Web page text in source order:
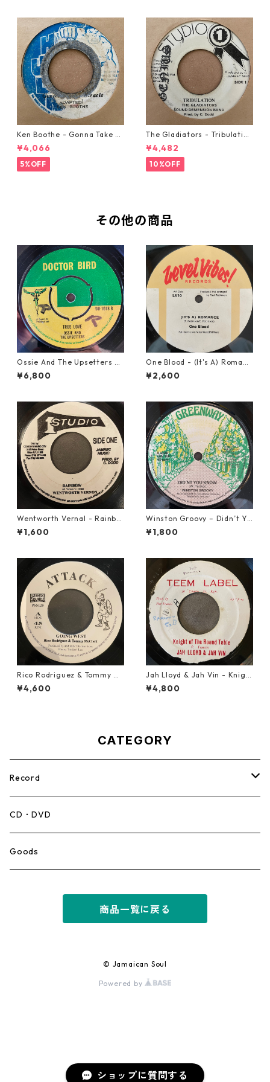
ショップに質問する
Ken Boothe - Gonna Take A
Miracle【7-21362】
¥4,066
5%OFF
The Gladiators - Tribulation
【7-21365】
¥4,482
10%OFF
その他の商品
Ossie And The Upsetters -
True Love【7-22000】
¥6,800
One Blood - (It's A) Romanc
e【12-50054】
¥2,600
Wentworth Vernal - Rainbo
w【7-21940】
¥1,600
Winston Groovy – Didn’t Yo
u Know【7-21811】
¥1,800
Rico Rodriguez & Tommy Mc
Cook - Going West【7-2198
3】
¥4,600
Jah Lloyd & Jah Vin - Knigh
t Of The Round Table【7-21
908】
¥4,800
CATEGORY
Record
Mento,Calypso,Ballad
Ska
Early Dancehall
CD・DVD
Goods
商品一覧に戻る
© Jamaican Soul
Powered by